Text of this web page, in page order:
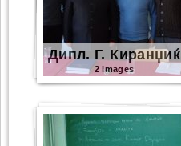
Дипл. Г. Киранџиќ
2 images